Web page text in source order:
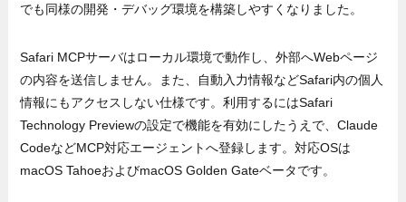
でも同様の開発・デバッグ環境を構築しやすくなりました。
Safari MCPサーバはローカル環境で動作し、外部へWebページ
の内容を送信しません。また、自動入力情報などSafari内の個人
情報にもアクセスしない仕様です。利用するにはSafari
Technology Previewの設定で機能を有効にしたうえで、Claude
CodeなどMCP対応エージェントへ登録します。対応OSは
macOS TahoeおよびmacOS Golden Gateベータです。